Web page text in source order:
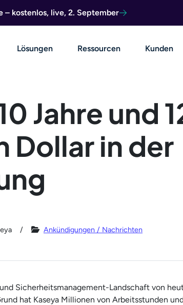
– kostenlos, live, 2. September
Lösungen Ressourcen Kunden
Jahre und
Dollar in der
Ankündigungen / Nachrichten
Sicherheitsmanagement-Landschaft von
hat Kaseya Millionen von Arbeitsstunden